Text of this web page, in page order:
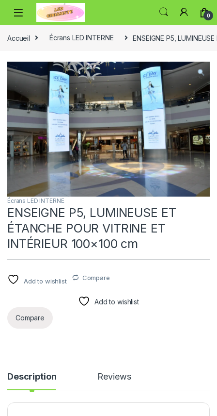
0
Accueil Écrans LED INTERNE ENSEIGNE P5,
Écrans LED INTERNE
ENSEIGNE P5, LUMINEUSE ET
ÉTANCHE POUR VITRINE ET
INTÉRIEUR 100×100 cm
Add to wishlist Compare
Add to wishlist
Compare
Description Reviews